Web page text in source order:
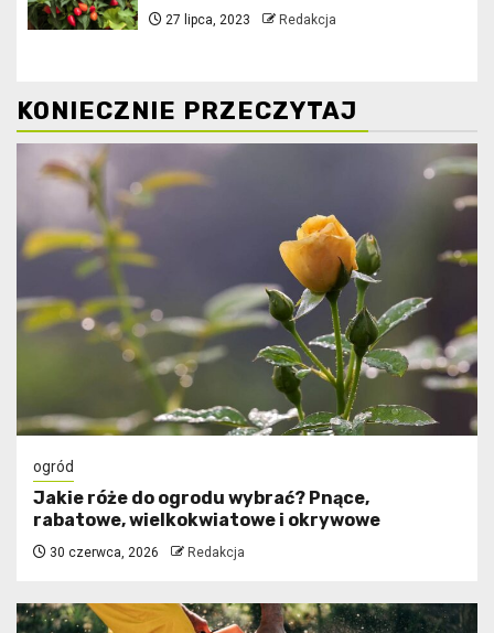
27 lipca, 2023 Redakcja
KONIECZNIE PRZECZYTAJ
ogród
Jakie róże do ogrodu wybrać? Pnące,
rabatowe, wielkokwiatowe i okrywowe
30 czerwca, 2026 Redakcja